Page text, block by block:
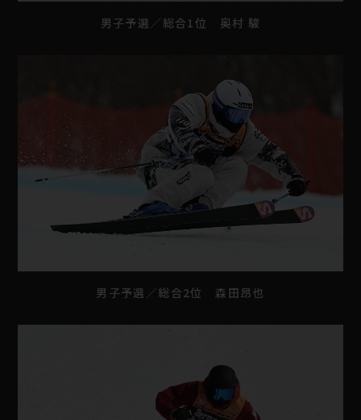
男子予選／総合1位 奥村 駿
男子予選／総合2位 森田昂也